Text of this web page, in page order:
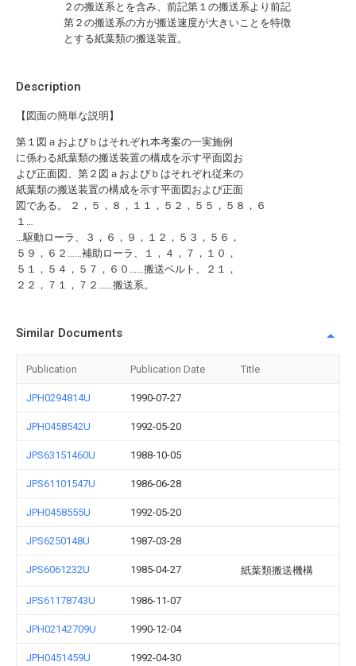
Description
【図面の簡単な説明】
第１図ａおよびｂはそれぞれ本考案の一実施例
に係わる紙葉類の搬送装置の構成を示す平面図お
よび正面図、第２図ａおよびｂはそれぞれ従来の
紙葉類の搬送装置の構成を示す平面図および正面
図である。 ２，５，８，１１，５２，５５，５８，６
１…
…駆動ローラ、３，６，９，１２，５３，５６，
５９，６２……補助ローラ、１，４，７，１０，
５１，５４，５７，６０……搬送ベルト、２１，
２２，７１，７２……搬送系。
２の搬送系とを含み、前記第１の搬送系より前記
第２の搬送系の方が搬送速度が大きいことを特徴
とする紙葉類の搬送装置。
Similar Documents
Publication Publication Date Title
JPH0294814U 1990-07-27
JPH0458542U 1992-05-20
JPS63151460U 1988-10-05
JPS61101547U 1986-06-28
JPH0458555U 1992-05-20
JPS6250148U 1987-03-28
JPS6061232U 1985-04-27 紙葉類搬送機構
JPS61178743U 1986-11-07
JPH02142709U 1990-12-04
JPH0451459U 1992-04-30